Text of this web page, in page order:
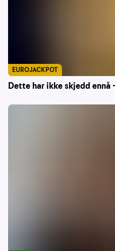
Dette har ikke skjedd
EUROJACKPOT